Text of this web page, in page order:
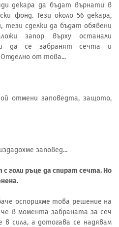
декара да бъдат върнати в
фонд. Тези около 56 декара,
тези сделки да бъдат обявени
запор върху останали
и да се забранят сечта и
Отделно от това...
отмени заповедта, защото,
заповед...
голи ръце да спират сечта. Но
оспорихме това решение на
в момента забраната за сеч
в сила, а дотогава се надявам